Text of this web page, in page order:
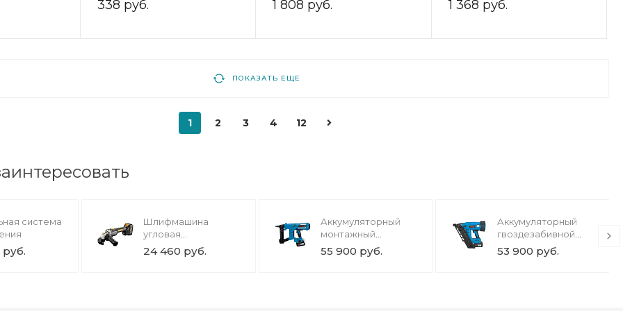
338 руб. 1 808 руб. 1 368 руб.
ПОКАЗАТЬ ЕЩЕ
1 2 3 4 12
система
руб.
Шлифмашина
угловая
аккумуляторная
RUNTEC PRO
24 460 руб.
Аккумуляторный
монтажный
пистолет Toua
DCCN40
55 900 руб.
Аккумуляторный
гвоздезабивной
пистолет Toua
DCFN3490
53 900 руб.